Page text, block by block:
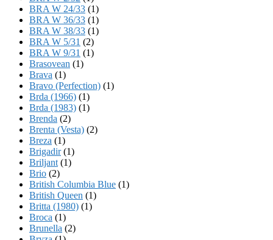
BRA W 24/33 (1)
BRA W 36/33 (1)
BRA W 38/33 (1)
BRA W 5/31 (2)
BRA W 9/31 (1)
Brasovean (1)
Brava (1)
Bravo (Perfection) (1)
Brda (1966) (1)
Brda (1983) (1)
Brenda (2)
Brenta (Vesta) (2)
Breza (1)
Brigadir(1)
Briljant (1)
Brio (2)
British Columbia Blue (1)
British Queen (1)
Britta (1980) (1)
Broca (1)
Brunella (2)